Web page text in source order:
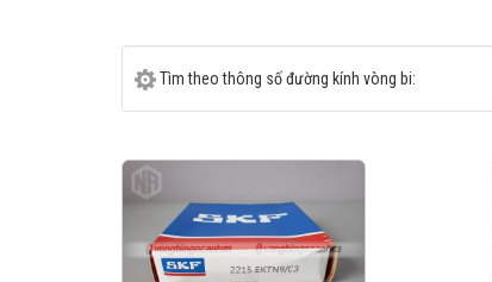
Tìm theo thông số đường kính vòng bi: